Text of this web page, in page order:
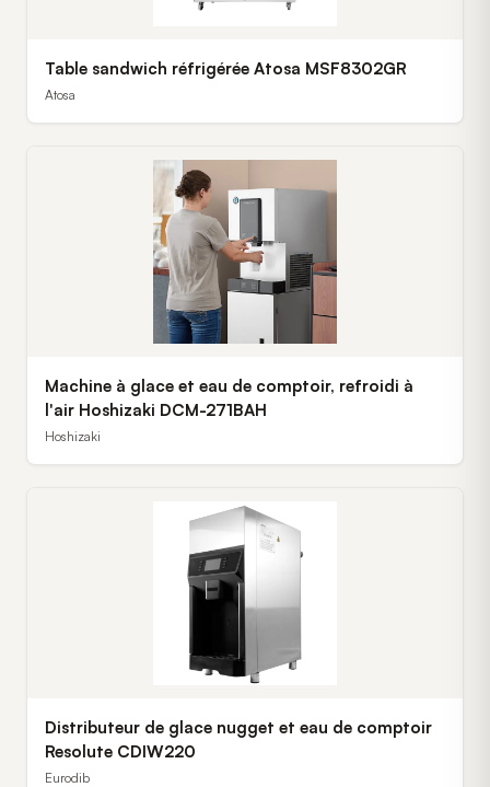
Table sandwich réfrigérée Atosa MSF8302GR
Atosa
Machine à glace et eau de comptoir, refroidi à
l'air Hoshizaki DCM-271BAH
Hoshizaki
Distributeur de glace nugget et eau de comptoir
Resolute CDIW220
Eurodib